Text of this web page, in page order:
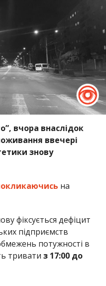
вчора внаслідок
ввечері
знову
на
фіксується дефіцит
підприємств
потужності в
тривати з 17:00 до